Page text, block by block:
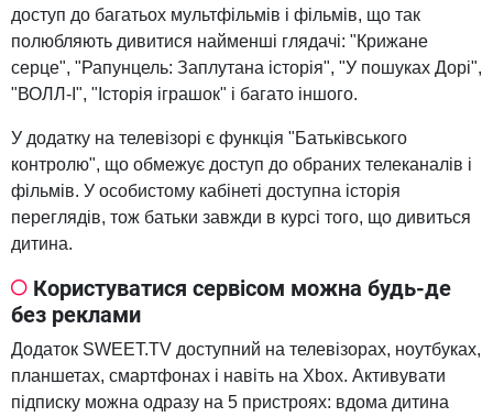
доступ до багатьох мультфільмів і фільмів, що так
полюбляють дивитися найменші глядачі: "Крижане
серце", "Рапунцель: Заплутана історія", "У пошуках Дорі",
"ВОЛЛ-І", "Історія іграшок" і багато іншого.
У додатку на телевізорі є функція "Батьківського
контролю", що обмежує доступ до обраних телеканалів і
фільмів. У особистому кабінеті доступна історія
переглядів, тож батьки завжди в курсі того, що дивиться
дитина.
Користуватися сервісом можна будь-де
без реклами
Додаток SWEET.TV доступний на телевізорах, ноутбуках,
планшетах, смартфонах і навіть на Xbox. Активувати
підписку можна одразу на 5 пристроях: вдома дитина